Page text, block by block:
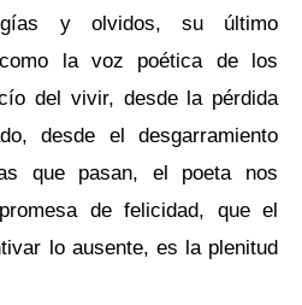
y olvidos, su último
la voz poética de los
del vivir, desde la pérdida
desde el desgarramiento
que pasan, el poeta nos
de felicidad, que el
lo ausente, es la plenitud